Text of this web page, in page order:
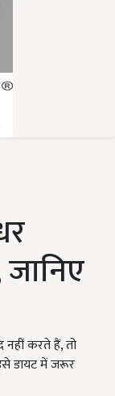
करते हैं, तो
डायट में जरूर